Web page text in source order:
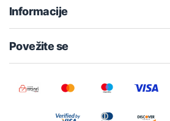
Informacije
Povežite se